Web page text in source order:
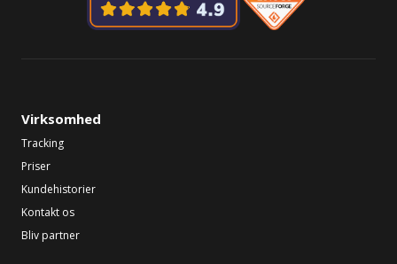
Virksomhed
Tracking
Priser
Kundehistorier
Kontakt os
Bliv partner